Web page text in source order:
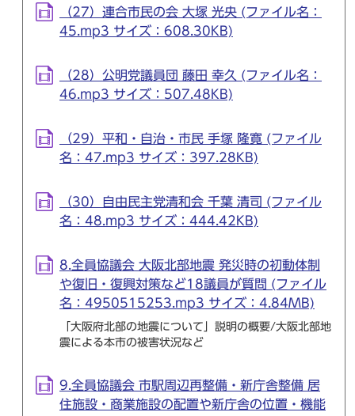
（27）連合市民の会 大塚 光央 (ファイル名：
45.mp3 サイズ：608.30KB)
（28）公明党議員団 藤田 幸久 (ファイル名：
46.mp3 サイズ：507.48KB)
（29）平和・自治・市民 手塚 隆寛 (ファイル
名：47.mp3 サイズ：397.28KB)
（30）自由民主党清和会 千葉 清司 (ファイル
名：48.mp3 サイズ：444.42KB)
8.全員協議会 大阪北部地震 発災時の初動体制
や復旧・復興対策など18議員が質問 (ファイル
名：4950515253.mp3 サイズ：4.84MB)
「大阪府北部の地震について」説明の概要/大阪北部地
震による本市の被害状況など
9.全員協議会 市駅周辺再整備・新庁舎整備 居
住施設・商業施設の配置や新庁舎の位置・機能